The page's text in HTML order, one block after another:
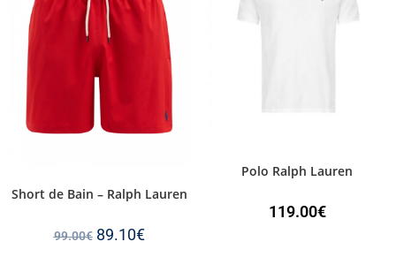
Short de Bain – Ralph Lauren
99.00€ 89.10€
Polo Ralph Lauren
119.00€